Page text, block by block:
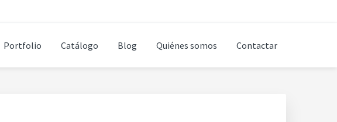
Portfolio Catálogo Blog Quiénes somos Contactar